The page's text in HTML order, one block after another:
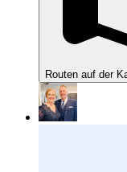
Routen auf der